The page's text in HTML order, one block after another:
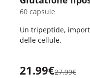
60 capsule
Un tripeptide,
delle cellule.
21.99€27.99€